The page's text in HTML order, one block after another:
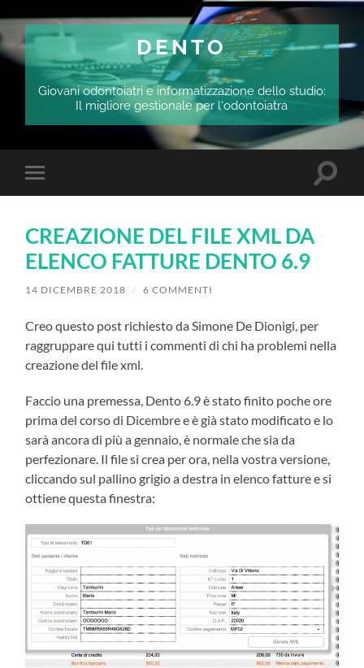
DENTO
Giovani odontoiatri e informatizzazione dello studio:
Il migliore gestionale per l'odontoiatra
Attiva/disattiva
il
dispositivi
mobili
CREAZIONE DEL FILE XML DA
ELENCO FATTURE DENTO 6.9
14 DICEMBRE 2018 / 6 COMMENTI
Creo questo post richiesto da Simone De Dionigi, per
raggruppare qui tutti i commenti di chi ha problemi nella
creazione del file xml.
Faccio una premessa, Dento 6.9 è stato finito poche ore
prima del corso di Dicembre e è già stato modificato e lo
sarà ancora di più a gennaio, è normale che sia da
perfezionare. Il file si crea per ora, nella vostra versione,
cliccando sul pallino grigio a destra in elenco fatture e si
ottiene questa finestra: